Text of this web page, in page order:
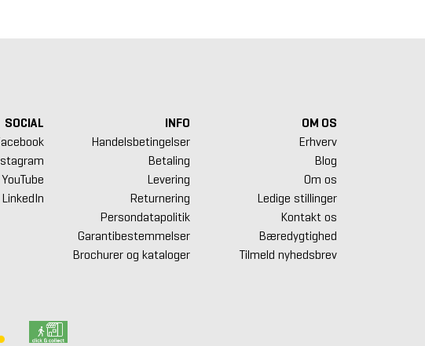
SOCIAL
YouTube
LinkedIn
INFO
Handelsbetingelser
Betaling
Levering
Returnering
Persondatapolitik
Garantibestemmelser
Brochurer og kataloger
OM OS
Erhverv
Blog
Om os
Ledige stillinger
Kontakt os
Bæredygtighed
Tilmeld nyhedsbrev